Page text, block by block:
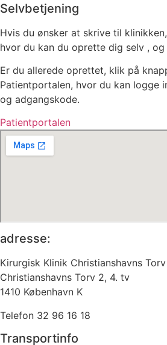
Selvbetjening
Hvis du ønsker at skrive til
hvor du kan du oprette dig selv ,
Er du allerede oprettet, klik på
Patientportalen, hvor du kan logge
og adgangskode.
Patientportalen
adresse:
Kirurgisk Klinik Christianshavns Torv
Christianshavns Torv 2, 4. tv
1410 København K
Telefon 32 96 16 18
Transportinfo